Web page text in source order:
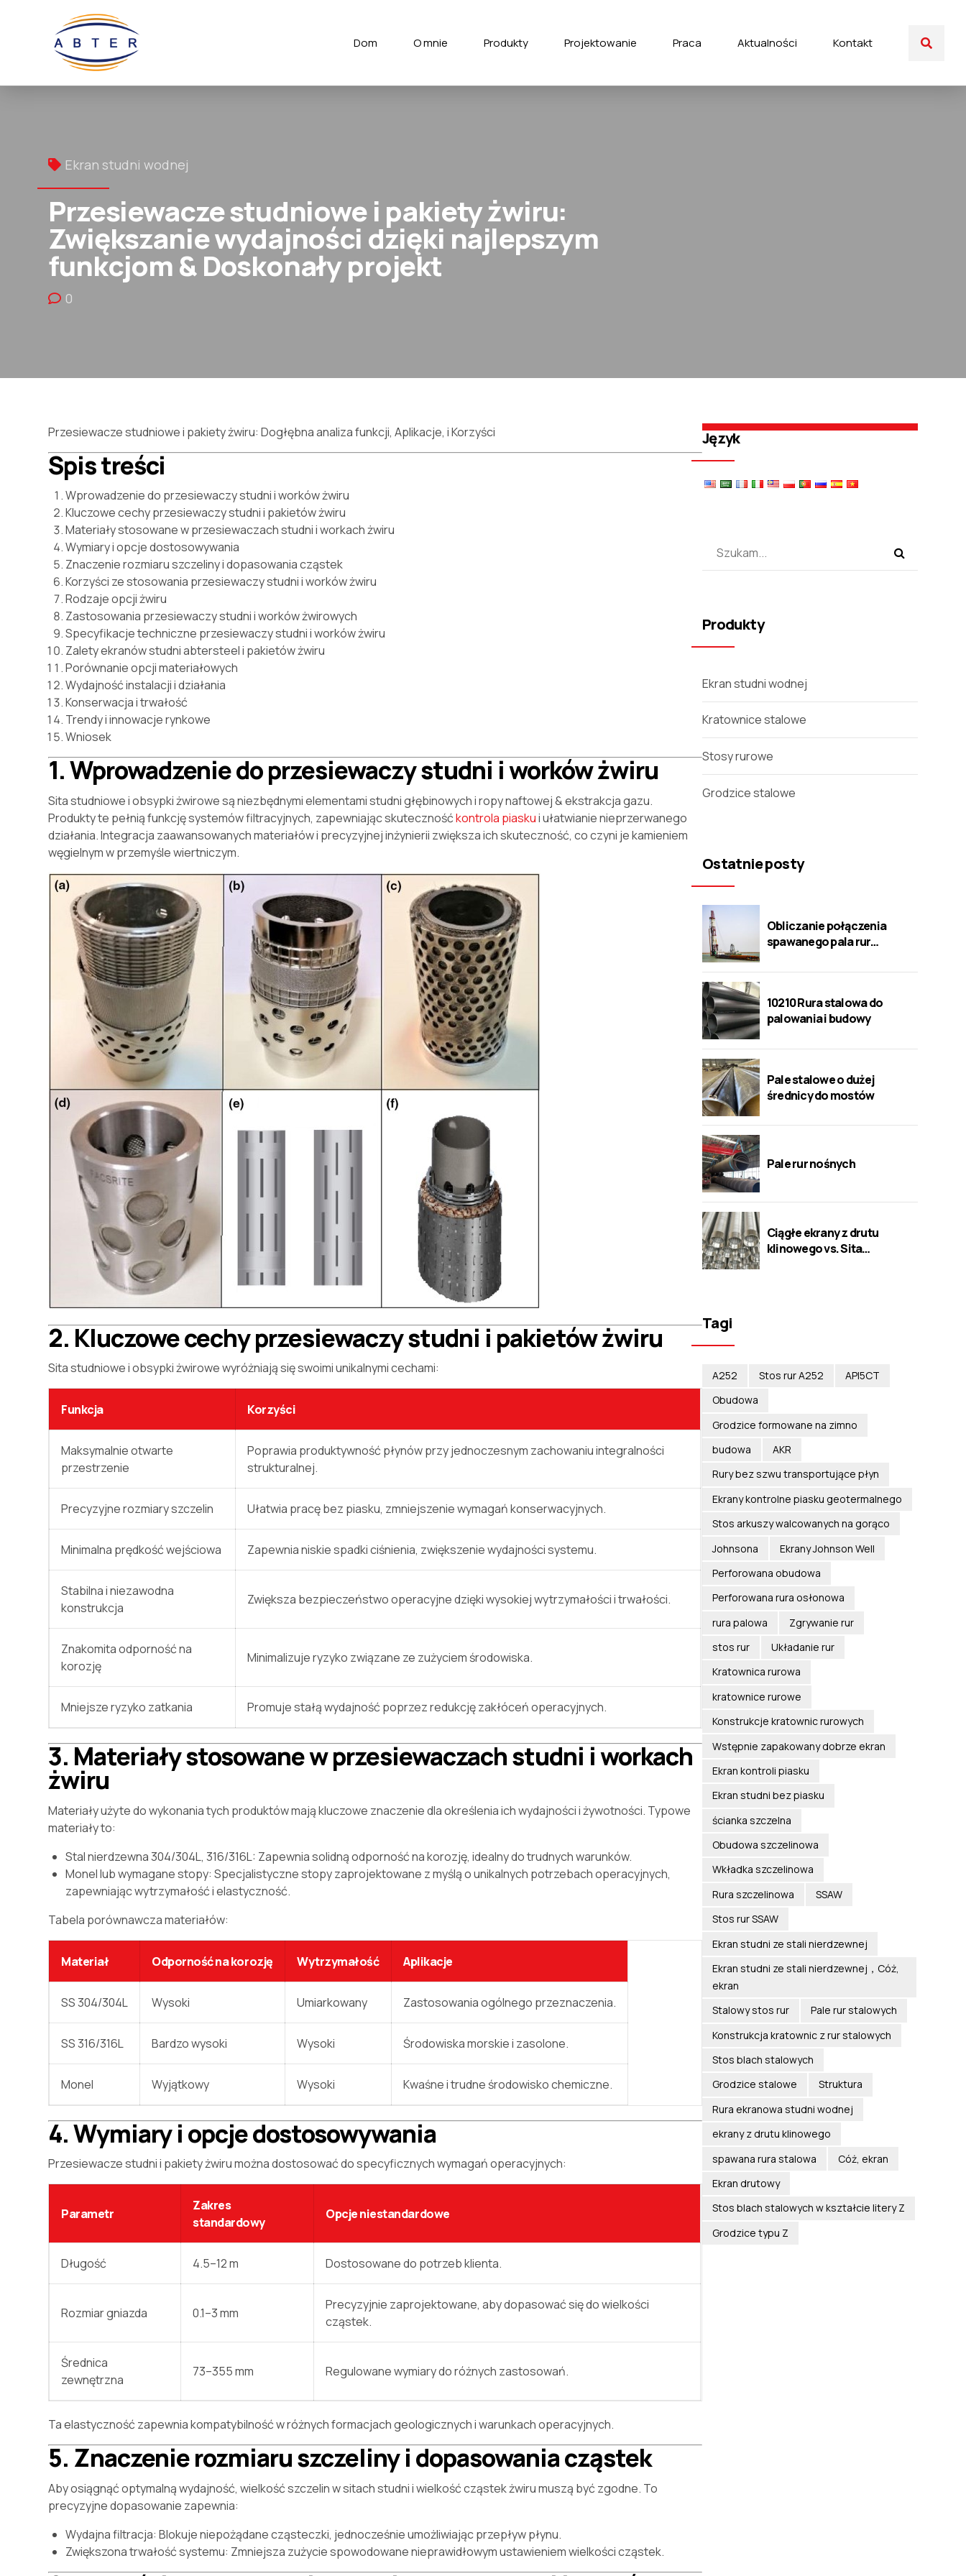
Dom O mnie Produkty Projektowanie Praca Aktualności Kontakt
Ekran studni wodnej
Przesiewacze studniowe i pakiety żwiru:
Zwiększanie wydajności dzięki najlepszym
funkcjom & Doskonały projekt
0
Przesiewacze studniowe i pakiety żwiru: Dogłębna analiza funkcji, Aplikacje, i Korzyści
Spis treści
Wprowadzenie do przesiewaczy studni i worków żwiru
Kluczowe cechy przesiewaczy studni i pakietów żwiru
Materiały stosowane w przesiewaczach studni i workach żwiru
Wymiary i opcje dostosowywania
Znaczenie rozmiaru szczeliny i dopasowania cząstek
Korzyści ze stosowania przesiewaczy studni i worków żwiru
Rodzaje opcji żwiru
Zastosowania przesiewaczy studni i worków żwirowych
Specyfikacje techniczne przesiewaczy studni i worków żwiru
Zalety ekranów studni abtersteel i pakietów żwiru
Porównanie opcji materiałowych
Wydajność instalacji i działania
Konserwacja i trwałość
Trendy i innowacje rynkowe
Wniosek
1. Wprowadzenie do przesiewaczy studni i worków żwiru
Sita studniowe i obsypki żwirowe są niezbędnymi elementami studni głębinowych i ropy naftowej & ekstrakcja gazu.
Produkty te pełnią funkcję systemów filtracyjnych, zapewniając skutecznośćkontrola piaskui ułatwianie nieprzerwanego
działania. Integracja zaawansowanych materiałów i precyzyjnej inżynierii zwiększa ich skuteczność, co czyni je kamieniem
węgielnym w przemyśle wiertniczym.
2. Kluczowe cechy przesiewaczy studni i pakietów żwiru
Sita studniowe i obsypki żwirowe wyróżniają się swoimi unikalnymi cechami:
Funkcja Korzyści
Maksymalnie otwarte
przestrzenie
Poprawia produktywność płynów przy jednoczesnym zachowaniu integralności
strukturalnej.
Precyzyjne rozmiary szczelin Ułatwia pracę bez piasku, zmniejszenie wymagań konserwacyjnych.
Minimalna prędkość wejściowa Zapewnia niskie spadki ciśnienia, zwiększenie wydajności systemu.
Stabilna i niezawodna
konstrukcja
Zwiększa bezpieczeństwo operacyjne dzięki wysokiej wytrzymałości i trwałości.
Znakomita odporność na
korozję
Minimalizuje ryzyko związane ze zużyciem środowiska.
Mniejsze ryzyko zatkania Promuje stałą wydajność poprzez redukcję zakłóceń operacyjnych.
3. Materiały stosowane w przesiewaczach studni i workach
żwiru
Materiały użyte do wykonania tych produktów mają kluczowe znaczenie dla określenia ich wydajności i żywotności. Typowe
materiały to:
Stal nierdzewna 304/304L, 316/316L: Zapewnia solidną odporność na korozję, idealny do trudnych warunków.
Monel lub wymagane stopy: Specjalistyczne stopy zaprojektowane z myślą o unikalnych potrzebach operacyjnych,
zapewniając wytrzymałość i elastyczność.
Tabela porównawcza materiałów:
Materiał Odporność na korozję Wytrzymałość Aplikacje
SS 304/304L Wysoki Umiarkowany Zastosowania ogólnego przeznaczenia.
SS 316/316L Bardzo wysoki Wysoki Środowiska morskie i zasolone.
Monel Wyjątkowy Wysoki Kwaśne i trudne środowisko chemiczne.
4. Wymiary i opcje dostosowywania
Przesiewacze studni i pakiety żwiru można dostosować do specyficznych wymagań operacyjnych:
Parametr
Zakres
standardowy
Opcje niestandardowe
Długość 4.5–12 m Dostosowane do potrzeb klienta.
Rozmiar gniazda 0.1–3 mm
Precyzyjnie zaprojektowane, aby dopasować się do wielkości
cząstek.
Średnica
zewnętrzna
73–355 mm Regulowane wymiary do różnych zastosowań.
Ta elastyczność zapewnia kompatybilność w różnych formacjach geologicznych i warunkach operacyjnych.
5. Znaczenie rozmiaru szczeliny i dopasowania cząstek
Aby osiągnąć optymalną wydajność, wielkość szczelin w sitach studni i wielkość cząstek żwiru muszą być zgodne. To
precyzyjne dopasowanie zapewnia:
Wydajna filtracja: Blokuje niepożądane cząsteczki, jednocześnie umożliwiając przepływ płynu.
Zwiększona trwałość systemu: Zmniejsza zużycie spowodowane nieprawidłowym ustawieniem wielkości cząstek.
Język
Produkty
Ekran studni wodnej
Kratownice stalowe
Stosy rurowe
Grodzice stalowe
Ostatnie posty
Obliczanie połączenia
spawanego pala rur
10210 Rura stalowa do
palowania i budowy
Pale stalowe o dużej
średnicy do mostów
Pale rur nośnych
Ciągłe ekrany z drutu
klinowego vs. Sita
Tagi
A252 Stos rur A252
API5CT
Obudowa
Grodzice formowane na zimno
budowa
AKR
Rury bez szwu transportujące płyn
Ekrany kontrolne piasku geotermalnego
Stos arkuszy walcowanych na gorąco
Johnsona
Ekrany Johnson Well
Perforowana obudowa
Perforowana rura osłonowa
rura palowa
Zgrywanie rur
stos rur
Układanie rur
Kratownica rurowa
kratownice rurowe
Konstrukcje kratownic rurowych
Wstępnie zapakowany dobrze ekran
Ekran kontroli piasku
Ekran studni bez piasku
ścianka szczelna
Obudowa szczelinowa
Wkładka szczelinowa
Rura szczelinowa
SSAW
Stos rur SSAW
Ekran studni ze stali nierdzewnej
Ekran studni ze stali nierdzewnej，Cóż,
ekran
Stalowy stos rur
Pale rur stalowych
Konstrukcja kratownic z rur stalowych
Stos blach stalowych
Grodzice stalowe
Struktura
Rura ekranowa studni wodnej
ekrany z drutu klinowego
spawana rura stalowa
Cóż, ekran
Ekran drutowy
Stos blach stalowych w kształcie litery Z
Grodzice typu Z